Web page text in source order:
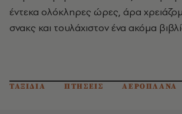
έντεκα ολόκληρες ώρες, άρα
σνακς και τουλάχιστον ένα ακόμα
ΤΑΞΙΔΙΑ ΠΤΗΣΕΙΣ ΑΕΡΟΠΛΑΝΑ